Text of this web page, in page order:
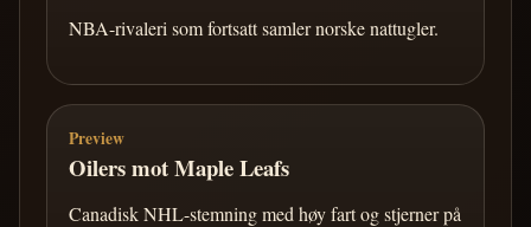
NBA-rivaleri som fortsatt samler norske nattugler.
Preview
Oilers mot Maple Leafs
Canadisk NHL-stemning med høy fart og stjerner på